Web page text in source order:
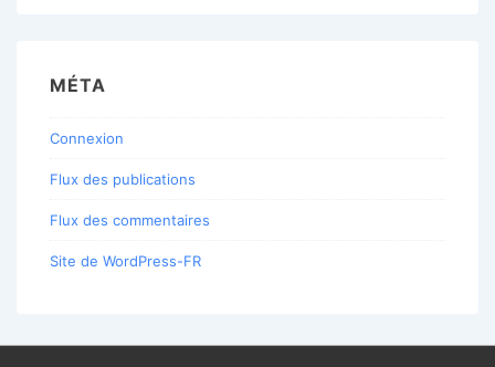
MÉTA
Connexion
Flux des publications
Flux des commentaires
Site de WordPress-FR